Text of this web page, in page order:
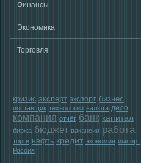
Финансы
Экономика
Торговля
кризис эксперт экспорт бизнес
поставщик технологии валюта дело
компания отчёт банк капитал
биржа бюджет вакансии работа
торги нефть кредит экономия импорт
Россия